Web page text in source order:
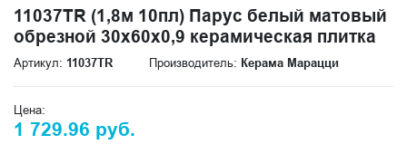
11037TR (1,8м 10пл) Парус белый матовый
обрезной 30x60x0,9 керамическая плитка
Артикул: 11037TR Производитель: Керама Марацци
Цена:
1 729.96 руб.